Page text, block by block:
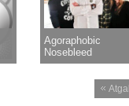
Agoraphobic
Nosebleed
Atgal